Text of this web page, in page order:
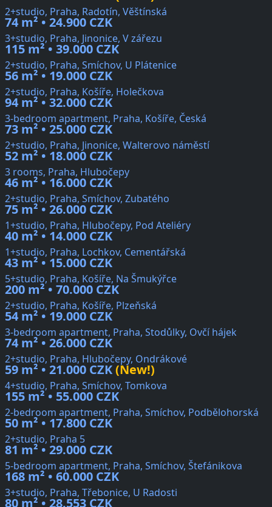
2+studio, Praha, Radotín, Věštínská
74 m² • 24.900 CZK
3+studio, Praha, Jinonice, V zářezu
115 m² • 39.000 CZK
2+studio, Praha, Smíchov, U Plátenice
56 m² • 19.000 CZK
2+studio, Praha, Košíře, Holečkova
94 m² • 32.000 CZK
3-bedroom apartment, Praha, Košíře, Česká
73 m² • 25.000 CZK
2+studio, Praha, Jinonice, Walterovo náměstí
52 m² • 18.000 CZK
3 rooms, Praha, Hlubočepy
46 m² • 16.000 CZK
2+studio, Praha, Smíchov, Zubatého
75 m² • 26.000 CZK
1+studio, Praha, Hlubočepy, Pod Ateliéry
40 m² • 14.000 CZK
1+studio, Praha, Lochkov, Cementářská
43 m² • 15.000 CZK
5+studio, Praha, Košíře, Na Šmukýřce
200 m² • 70.000 CZK
2+studio, Praha, Košíře, Plzeňská
54 m² • 19.000 CZK
3-bedroom apartment, Praha, Stodůlky, Ovčí hájek
74 m² • 26.000 CZK
2+studio, Praha, Hlubočepy, Ondrákové
59 m² • 21.000 CZK(New!)
4+studio, Praha, Smíchov, Tomkova
155 m² • 55.000 CZK
2-bedroom apartment, Praha, Smíchov, Podbělohorská
50 m² • 17.800 CZK
2+studio, Praha 5
81 m² • 29.000 CZK
5-bedroom apartment, Praha, Smíchov, Štefánikova
168 m² • 60.000 CZK
3+studio, Praha, Třebonice, U Radosti
80 m² • 28.553 CZK